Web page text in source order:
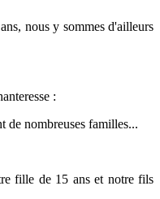
nous y sommes d'ailleurs
:
de nombreuses familles...
fille de 15 ans et notre fils